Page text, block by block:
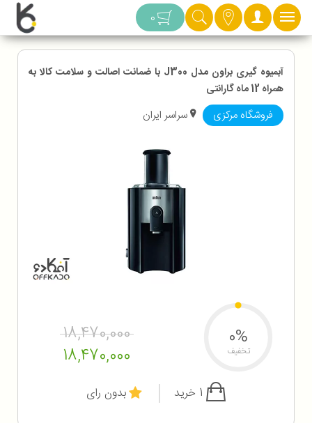
دسته بندی 0
آبمیوه گیری براون مدل J300 با ضمانت اصالت و سلامت کالا به
همراه 12 ماه گارانتی
فروشگاه مرکزی سراسر ایران
18,470,000
18,470,000
0%
تخفیف
بدون رای